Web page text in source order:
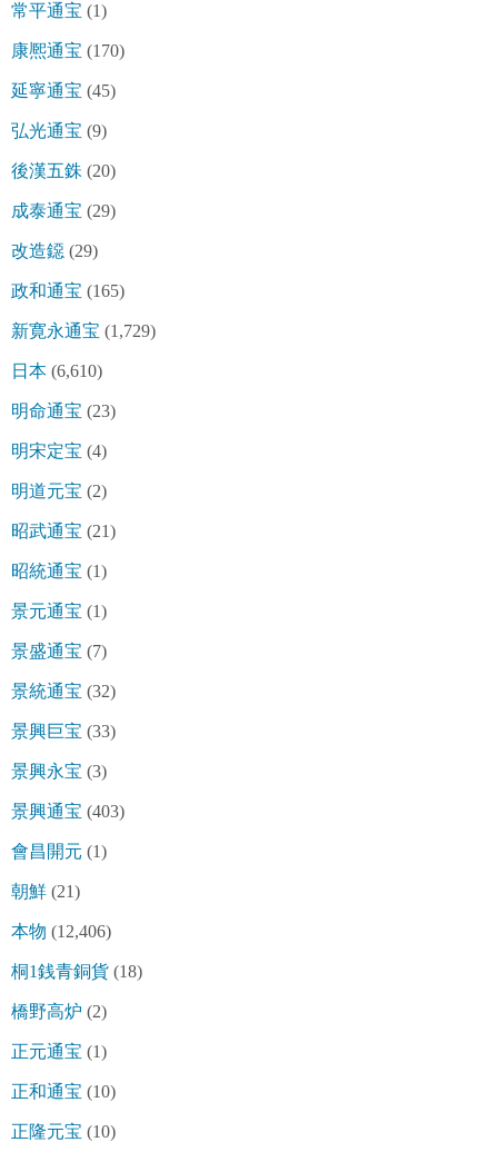
常平通宝 (1)
康熈通宝 (170)
延寧通宝 (45)
弘光通宝 (9)
後漢五銖 (20)
成泰通宝 (29)
改造鐚 (29)
政和通宝 (165)
新寛永通宝 (1,729)
日本 (6,610)
明命通宝 (23)
明宋定宝 (4)
明道元宝 (2)
昭武通宝 (21)
昭統通宝 (1)
景元通宝 (1)
景盛通宝 (7)
景統通宝 (32)
景興巨宝 (33)
景興永宝 (3)
景興通宝 (403)
會昌開元 (1)
朝鮮 (21)
本物 (12,406)
桐1銭青銅貨 (18)
橋野高炉 (2)
正元通宝 (1)
正和通宝 (10)
正隆元宝 (10)